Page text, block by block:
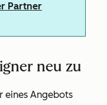
Partner
neu zu
eines Angebots